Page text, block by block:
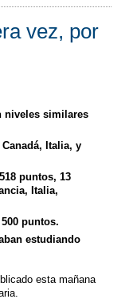
vez, por
niveles similares
Italia, y
puntos, 13
Italia,
puntos.
estudiando
esta mañana